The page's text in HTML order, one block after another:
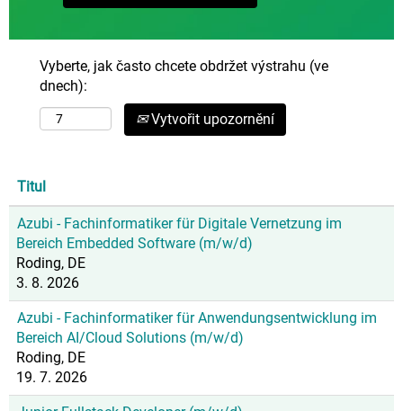
Vyberte, jak často chcete obdržet výstrahu (ve
dnech):
Vytvořit upozornění
Titul
Azubi - Fachinformatiker für Digitale Vernetzung im
Bereich Embedded Software (m/w/d)
Roding, DE
3. 8. 2026
Azubi - Fachinformatiker für Anwendungsentwicklung im
Bereich AI/Cloud Solutions (m/w/d)
Roding, DE
19. 7. 2026